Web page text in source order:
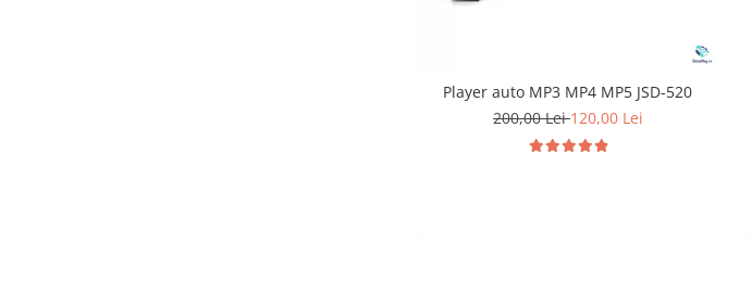
Player auto MP3 MP4 MP5 JSD-520
200,00 Lei120,00 Lei